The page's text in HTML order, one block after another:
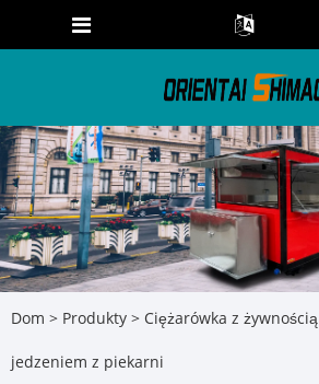
Dom > Produkty > Ciężarówka z żywnością
jedzeniem z piekarni